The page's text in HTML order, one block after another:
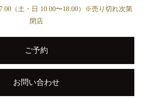
（土・日 10:00〜18:00）※売り切れ次第
閉店
ご予約
お問い合わせ